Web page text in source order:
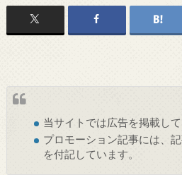
当サイトでは広告を掲載して
プロモーション記事には、記
を付記しています。